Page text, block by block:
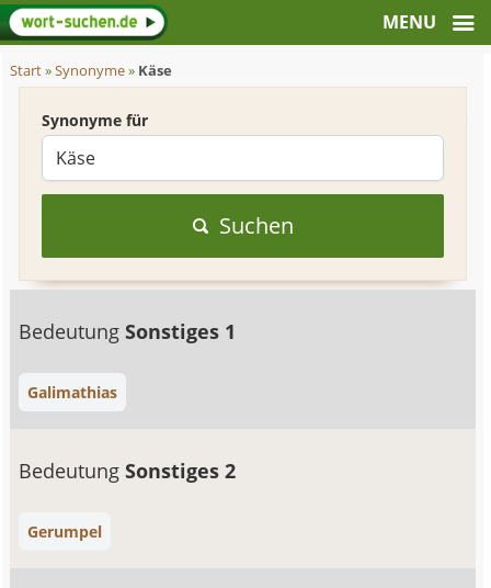
Start»Synonyme» Käse
Synonyme für
Suchen
BedeutungSonstiges 1
Galimathias
BedeutungSonstiges 2
Gerumpel